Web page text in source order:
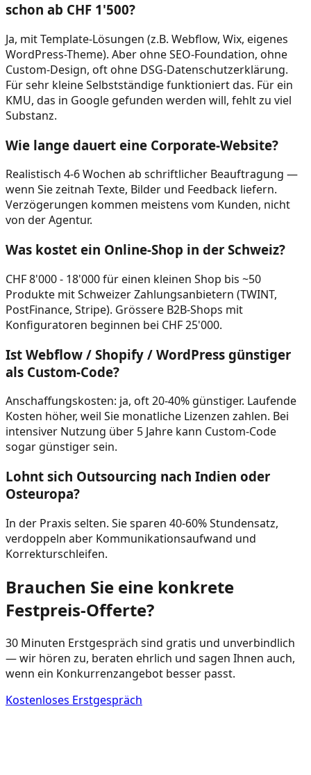
schon ab CHF 1'500?
Ja, mit Template-Lösungen (z.B. Webflow, Wix, eigenes
WordPress-Theme). Aber ohne SEO-Foundation, ohne
Custom-Design, oft ohne DSG-Datenschutzerklärung.
Für sehr kleine Selbstständige funktioniert das. Für ein
KMU, das in Google gefunden werden will, fehlt zu viel
Substanz.
Wie lange dauert eine Corporate-Website?
Realistisch 4-6 Wochen ab schriftlicher Beauftragung —
wenn Sie zeitnah Texte, Bilder und Feedback liefern.
Verzögerungen kommen meistens vom Kunden, nicht
von der Agentur.
Was kostet ein Online-Shop in der Schweiz?
CHF 8'000 - 18'000 für einen kleinen Shop bis ~50
Produkte mit Schweizer Zahlungsanbietern (TWINT,
PostFinance, Stripe). Grössere B2B-Shops mit
Konfiguratoren beginnen bei CHF 25'000.
Ist Webflow / Shopify / WordPress günstiger
als Custom-Code?
Anschaffungskosten: ja, oft 20-40% günstiger. Laufende
Kosten höher, weil Sie monatliche Lizenzen zahlen. Bei
intensiver Nutzung über 5 Jahre kann Custom-Code
sogar günstiger sein.
Lohnt sich Outsourcing nach Indien oder
Osteuropa?
In der Praxis selten. Sie sparen 40-60% Stundensatz,
verdoppeln aber Kommunikationsaufwand und
Korrekturschleifen.
Brauchen Sie eine konkrete
Festpreis-Offerte?
30 Minuten Erstgespräch sind gratis und unverbindlich
— wir hören zu, beraten ehrlich und sagen Ihnen auch,
wenn ein Konkurrenzangebot besser passt.
Kostenloses Erstgespräch